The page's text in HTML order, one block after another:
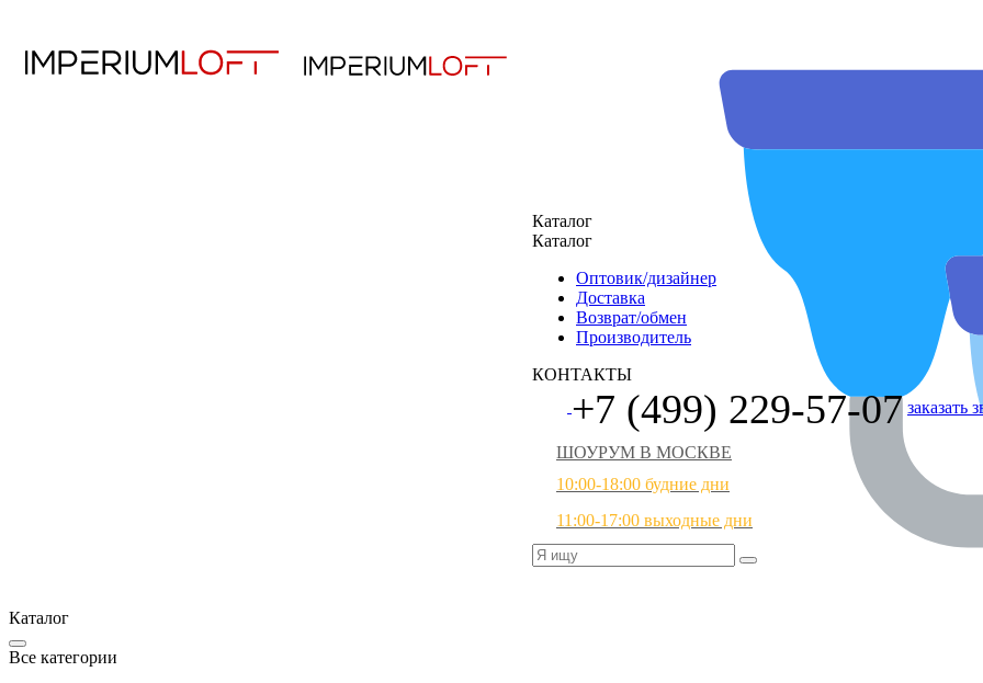
Каталог
Каталог
Оптовик/дизайнер
Доставка
Возврат/обмен
Производитель
КОНТАКТЫ
+7 (499) 229-57-07 заказать
ШОУРУМ В МОСКВЕ
10:00-18:00 будние дни
11:00-17:00 выходные дни
Каталог
Все категории